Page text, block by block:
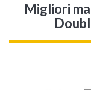
Migliori